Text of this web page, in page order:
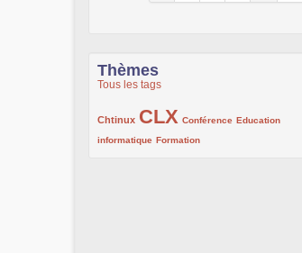
Thèmes
Tous les tags
Chtinux
222/1002CLX
1002/1002 Conférence
132/1002
Education
informatique
119/1002 Formation
168/1002